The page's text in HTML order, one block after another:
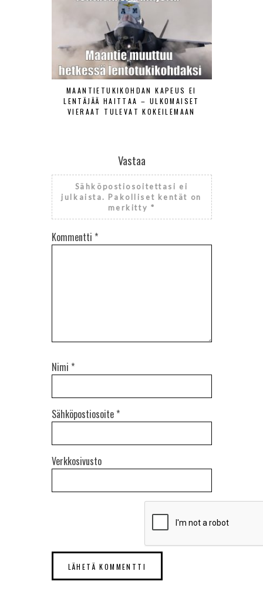
MAANTIETUKIKOHDAN KAPEUS EI
LENTÄJÄÄ HAITTAA – ULKOMAISET
VIERAAT TULEVAT KOKEILEMAAN
Vastaa
Sähköpostiosoitettasi ei
julkaista. Pakolliset kentät on
merkitty *
Kommentti *
Nimi *
Sähköpostiosoite *
Verkkosivusto